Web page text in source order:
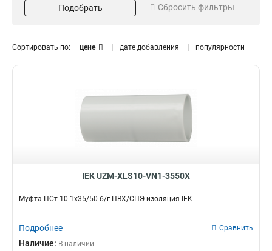
бумажная изоляция 88
Подобрать Сбросить фильтры
Сортировать по: цене дате добавления популярности
IEK UZM-XLS10-VN1-3550X
Муфта ПСт-10 1х35/50 б/г ПВХ/СПЭ изоляция IEK
Подробнее Сравнить
Наличие: В наличии